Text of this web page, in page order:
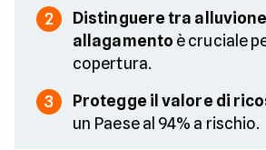
2
Distinguere tra
allagamento è cruciale
copertura.
3 Protegge il valore di
un Paese al 94% a rischio.